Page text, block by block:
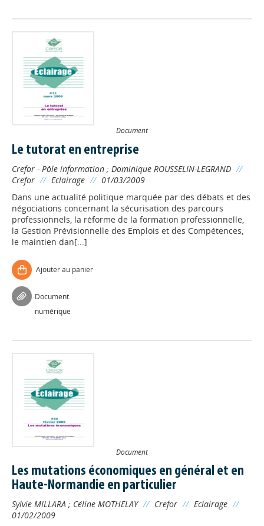
Document
Le tutorat en entreprise
Crefor - Pôle information ; Dominique ROUSSELIN-LEGRAND //
Crefor // Eclairage // 01/03/2009
Dans une actualité politique marquée par des débats et des
négociations concernant la sécurisation des parcours
professionnels, la réforme de la formation professionnelle,
la Gestion Prévisionnelle des Emplois et des Compétences,
le maintien dan[...]
Ajouter au panier
Document
numérique
Document
Les mutations économiques en général et en
Haute-Normandie en particulier
Sylvie MILLARA ; Céline MOTHELAY // Crefor // Eclairage //
01/02/2009